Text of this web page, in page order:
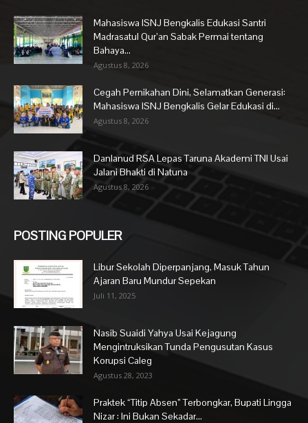
Mahasiswa ISNJ Bengkalis Edukasi Santri
Madrasatul Qur’an Sabak Permai tentang
Bahaya...
Agustus 8, 2026
Cegah Pernikahan Dini, Selamatkan Generasi:
Mahasiswa ISNJ Bengkalis Gelar Edukasi di...
Agustus 8, 2026
Danlanud RSA Lepas Taruna Akademi TNI Usai
Jalani Bhakti di Natuna
Agustus 8, 2026
POSTING POPULER
Libur Sekolah Diperpanjang, Masuk Tahun
Ajaran Baru Mundur Sepekan
Juli 11, 2025
Nasib Suaidi Yahya Usai Kejagung
Mengintruksikan Tunda Pengusutan Kasus
Korupsi Caleg
Agustus 28, 2023
Praktek “Titip Absen” Terbongkar, Bupati Lingga
Nizar : Ini Bukan Sekadar...